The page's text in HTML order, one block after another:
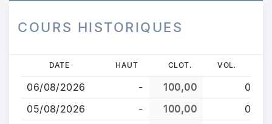
COURS HISTORIQUES
contenu
principal
DATE HAUT CLOT. VOL.
06/08/2026 - 100,00
0
05/08/2026
- 100,00
0